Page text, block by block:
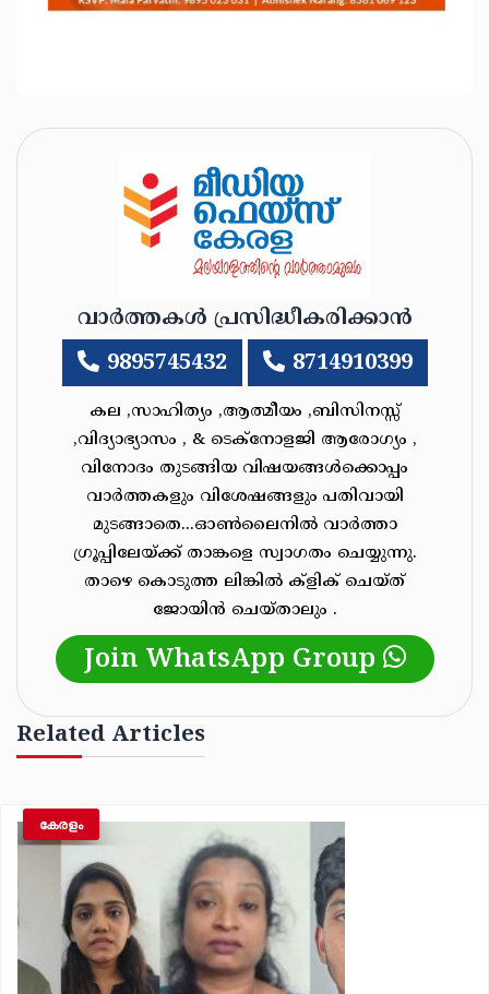
വാർത്തകൾ പ്രസിദ്ധീകരിക്കാൻ
9895745432 8714910399
കല ,സാഹിത്യം ,ആത്മീയം ,ബിസിനസ്സ്
,വിദ്യാഭ്യാസം , & ടെക്‌നോളജി ആരോഗ്യം ,
വിനോദം തുടങ്ങിയ വിഷയങ്ങൾക്കൊപ്പം
വാർത്തകളും വിശേഷങ്ങളും പതിവായി
മുടങ്ങാതെ...ഓൺലൈനിൽ വാർത്താ
ഗ്രൂപ്പിലേയ്ക്ക് താങ്കളെ സ്വാഗതം ചെയ്യുന്നു.
താഴെ കൊടുത്ത ലിങ്കിൽ ക്ളിക് ചെയ്‌ത്‌
ജോയിൻ ചെയ്‌താലും .
Join WhatsApp Group
Related Articles
കേരളം